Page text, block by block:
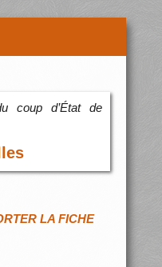
coup d’État de
LA FICHE